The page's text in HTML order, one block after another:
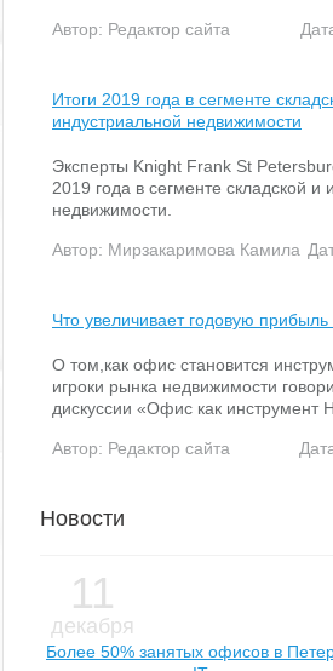
Автор: Редактор сайта
Итоги 2019 года в сегменте
индустриальной недвижимости
Эксперты Knight Frank St
2019 года в сегменте складской и
недвижимости.
Автор: Мирзакаримова Камила
Что увеличивает годовую
О том,как офис становится
игроки рынка недвижимости
дискуссии «Офис как инструмент
Автор: Редактор сайта
Новости
11
декабря
Более 50% занятых офисов в